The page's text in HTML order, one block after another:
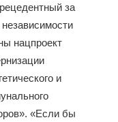
за
нацпроект
и
«Если бы